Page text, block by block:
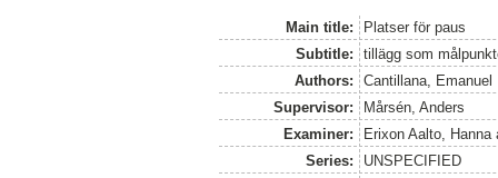
Main title:
Platser för paus
Subtitle:
tillägg som
Authors:
Cantillana, Emanuel
Supervisor:
Mårsén, Anders
Examiner:
Erixon Aalto, Hanna
Series:
UNSPECIFIED